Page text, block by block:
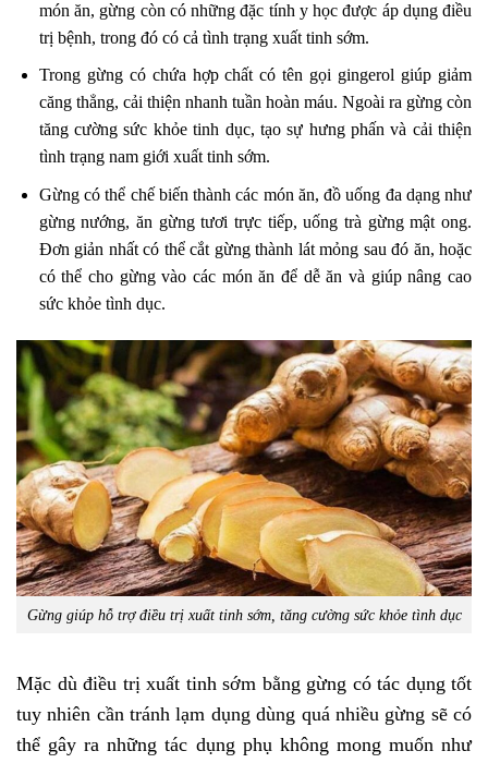
món ăn, gừng còn có những đặc tính y học được áp dụng điều
trị bệnh, trong đó có cả tình trạng xuất tinh sớm.
Trong gừng có chứa hợp chất có tên gọi gingerol giúp giảm
căng thẳng, cải thiện nhanh tuần hoàn máu. Ngoài ra gừng còn
tăng cường sức khỏe tinh dục, tạo sự hưng phấn và cải thiện
tình trạng nam giới xuất tinh sớm.
Gừng có thể chế biến thành các món ăn, đồ uống đa dạng như
gừng nướng, ăn gừng tươi trực tiếp, uống trà gừng mật ong.
Đơn giản nhất có thể cắt gừng thành lát mỏng sau đó ăn, hoặc
có thể cho gừng vào các món ăn để dễ ăn và giúp nâng cao
sức khỏe tình dục.
Gừng giúp hỗ trợ điều trị xuất tinh sớm, tăng cường sức khỏe tình dục
Mặc dù điều trị xuất tinh sớm bằng gừng có tác dụng tốt
tuy nhiên cần tránh lạm dụng dùng quá nhiều gừng sẽ có
thể gây ra những tác dụng phụ không mong muốn như